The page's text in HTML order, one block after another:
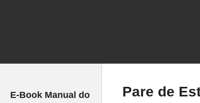
em 3D
Falhando? Descubra Quem
E-Book Manual do
Pare de